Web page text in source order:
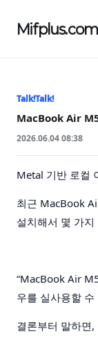
Mifplus.com
Talk!Talk!
MacBook Air
2026.06.04 08:38
Metal 기반 로컬
최근 MacBook
설치해서 몇 가
“MacBook Air
우를 실사용할 수
결론부터 말하면,